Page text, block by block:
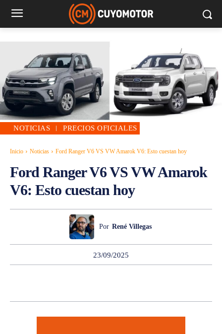
NOTICIAS PRECIOS OFICIALES
Inicio Noticias Ford Ranger V6 VS VW Amarok V6: Esto cuestan hoy
Ford Ranger V6 VS VW Amarok
V6: Esto cuestan hoy
Por René Villegas
23/09/2025